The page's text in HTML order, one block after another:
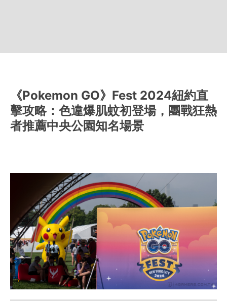
《Pokemon GO》Fest 2024紐約直
擊攻略：色違爆肌蚊初登場，團戰狂熱
者推薦中央公園知名場景